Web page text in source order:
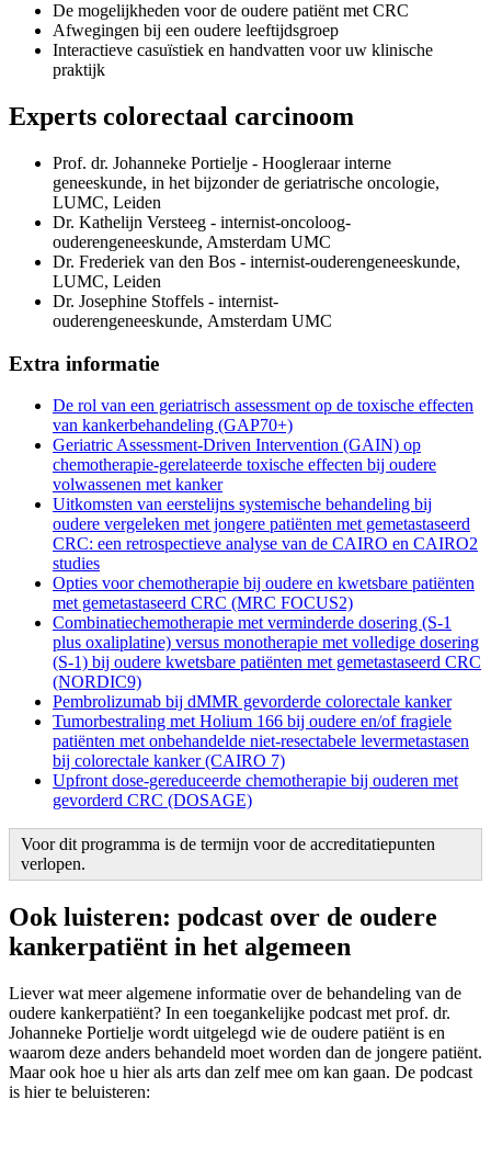
De mogelijkheden voor de oudere patiënt met CRC
Afwegingen bij een oudere leeftijdsgroep
Interactieve casuïstiek en handvatten voor uw klinische
praktijk
Experts colorectaal carcinoom
Prof. dr. Johanneke Portielje - Hoogleraar interne
geneeskunde, in het bijzonder de geriatrische oncologie,
LUMC, Leiden
Dr. Kathelijn Versteeg - internist-oncoloog-
ouderengeneeskunde, Amsterdam UMC
Dr. Frederiek van den Bos - internist-ouderengeneeskunde,
LUMC, Leiden
Dr. Josephine Stoffels - internist-
ouderengeneeskunde, Amsterdam UMC
Extra informatie
De rol van een geriatrisch assessment op de toxische effecten
van kankerbehandeling (GAP70+)
Geriatric Assessment-Driven Intervention (GAIN) op
chemotherapie-gerelateerde toxische effecten bij oudere
volwassenen met kanker
Uitkomsten van eerstelijns systemische behandeling bij
oudere vergeleken met jongere patiënten met gemetastaseerd
CRC: een retrospectieve analyse van de CAIRO en CAIRO2
studies
Opties voor chemotherapie bij oudere en kwetsbare patiënten
met gemetastaseerd CRC (MRC FOCUS2)
Combinatiechemotherapie met verminderde dosering (S-1
plus oxaliplatine) versus monotherapie met volledige dosering
(S-1) bij oudere kwetsbare patiënten met gemetastaseerd CRC
(NORDIC9)
Pembrolizumab bij dMMR gevorderde colorectale kanker
Tumorbestraling met Holium 166 bij oudere en/of fragiele
patiënten met onbehandelde niet-resectabele levermetastasen
bij colorectale kanker (CAIRO 7)
Upfront dose-gereduceerde chemotherapie bij ouderen met
gevorderd CRC (DOSAGE)
Voor dit programma is de termijn voor de accreditatiepunten
verlopen.
Ook luisteren: podcast over de oudere
kankerpatiënt in het algemeen
Liever wat meer algemene informatie over de behandeling van de
oudere kankerpatiënt? In een toegankelijke podcast met prof. dr.
Johanneke Portielje wordt uitgelegd wie de oudere patiënt is en
waarom deze anders behandeld moet worden dan de jongere patiënt.
Maar ook hoe u hier als arts dan zelf mee om kan gaan. De podcast
is hier te beluisteren: